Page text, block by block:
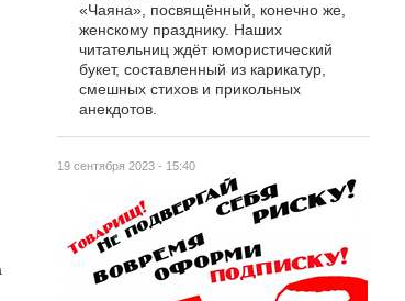
19 сентября 2023 - 15:40
«Чаяна», посвящённый, конечно же,
женскому празднику. Наших
читательниц ждёт юмористический
букет, составленный из карикатур,
смешных стихов и прикольных
анекдотов.